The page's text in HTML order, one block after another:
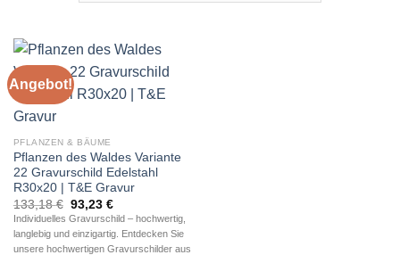
Angebot!
PFLANZEN & BÄUME
Pflanzen des Waldes Variante
22 Gravurschild Edelstahl
R30x20 | T&E Gravur
133,18€ Ursprünglicher
Preis
war:
133,18 €
93,23 €Aktueller
Preis
ist:
93,23 €.
Individuelles Gravurschild – hochwertig,
langlebig und einzigartig. Entdecken Sie
unsere hochwertigen Gravurschilder aus